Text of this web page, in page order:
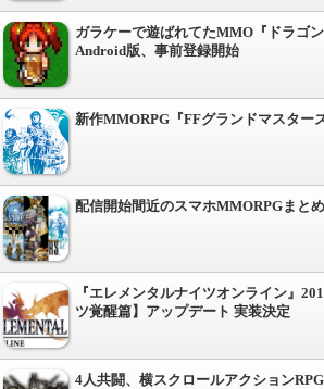
ガラケーで遊ばれてたMMO『ドラゴ
Android版、事前登録開始
新作MMORPG『FFグランドマスター
配信開始間近のスマホMMORPGまとめ
『エレメンタルナイツオンライン』
ツ覚醒篇】アップデート 実装決定
4人共闘、横スクロールアクション